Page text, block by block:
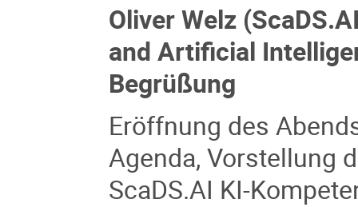
Oliver Welz
and Artificial
Begrüßung
Eröffnung des
Agenda, Vorstellung
ScaDS.AI KI-